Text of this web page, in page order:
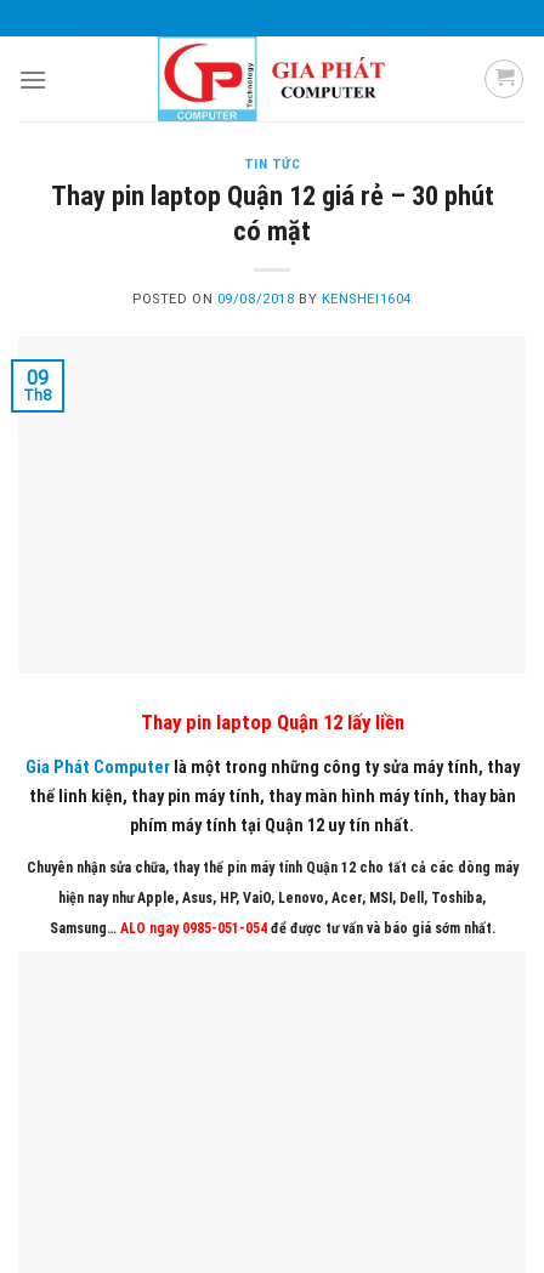
to
content
TIN TỨC
Thay pin laptop Quận 12 giá rẻ – 30 phút
có mặt
POSTED ON 09/08/2018 BY KENSHEI1604
09
Th8
Thay pin laptop Quận 12 lấy liền
Gia Phát Computerlà một trong những công ty sửa máy tính, thay
thế linh kiện, thay pin máy tính, thay màn hình máy tính, thay bàn
phím máy tính tại Quận 12 uy tín nhất.
Chuyên nhận sửa chữa, thay thế pin máy tính Quận 12 cho tất cả các dòng máy
hiện nay như Apple, Asus, HP, VaiO, Lenovo, Acer, MSI, Dell, Toshiba,
Samsung… ALO ngay 0985-051-054để được tư vấn và báo giá sớm nhất.